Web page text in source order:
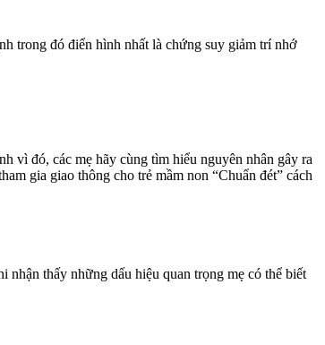
trong đó điển hình nhất là chứng suy giảm trí nhớ
vì đó, các mẹ hãy cùng tìm hiểu nguyên nhân gây ra
gia giao thông cho trẻ mầm non “Chuẩn đét” cách
thấy những dấu hiệu quan trọng mẹ có thể biết